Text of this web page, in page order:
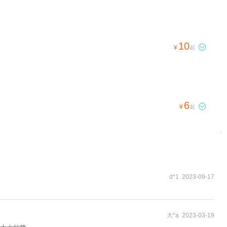
¥ 10起 
¥ 6起 
d*1 2023-09-17
大*a 2023-03-19